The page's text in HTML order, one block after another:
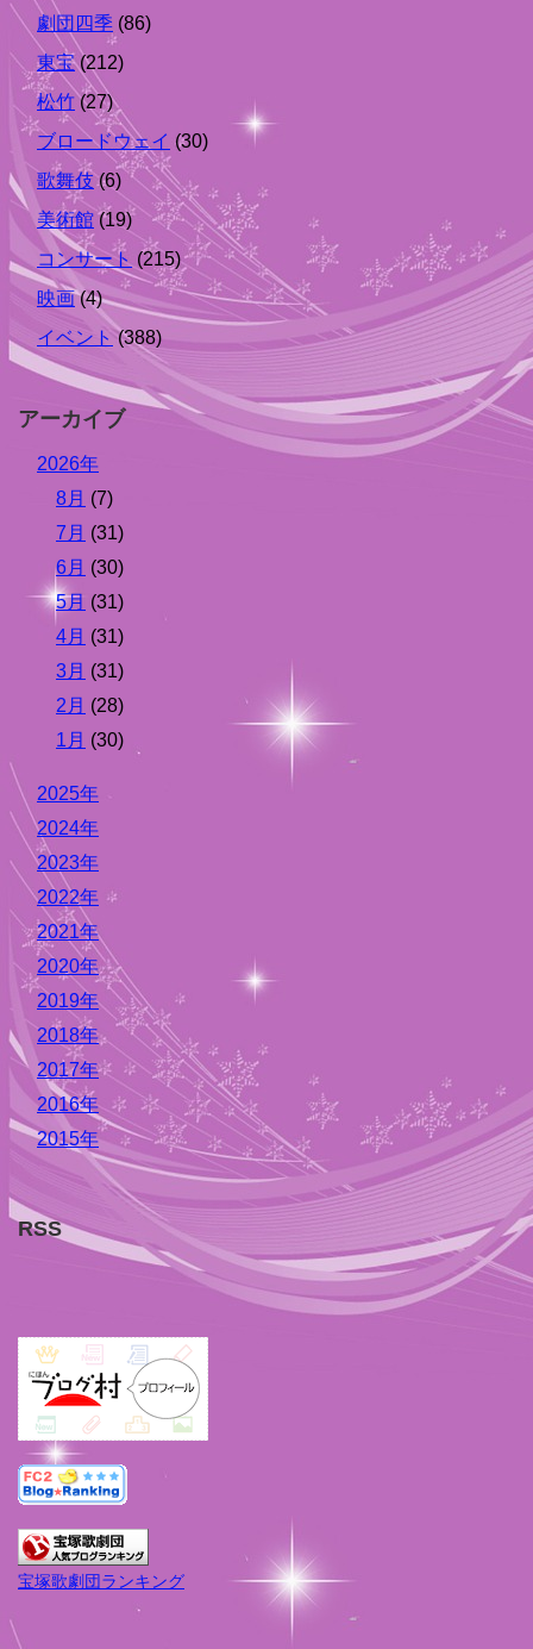
劇団四季 (86)
東宝(212)
松竹(27)
ブロードウェイ (30)
歌舞伎(6)
美術館(19)
コンサート (215)
映画(4)
イベント(388)
アーカイブ
2026年
8月 (7)
7月 (31)
6月 (30)
5月 (31)
4月 (31)
3月 (31)
2月 (28)
1月 (30)
2025年
2024年
2023年
2022年
2021年
2020年
2019年
2018年
2017年
2016年
2015年
RSS
宝塚歌劇団ランキング